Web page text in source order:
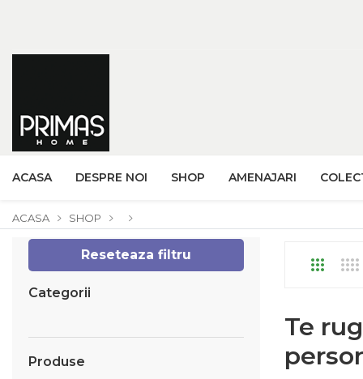
ACASA DESPRE NOI SHOP AMENAJARI
ACASA SHOP
Reseteaza filtru
Categorii
Produse
Te